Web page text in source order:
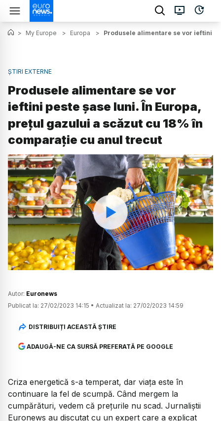
> My Europe > Europa > Produsele alimentare se vor ieftini
ȘTIRI EXTERNE
Produsele alimentare se vor
ieftini peste șase luni. În Europa,
prețul gazului a scăzut cu 18% în
comparație cu anul trecut
Watch
Autor: Euronews
Publicat la: 27/02/2023 14:15 • Actualizat la: 27/02/2023 14:59
DISTRIBUIȚI ACEASTĂ ȘTIRE
ADAUGĂ-NE CA SURSĂ PREFERATĂ PE GOOGLE
Criza energetică s-a temperat, dar viața este în
continuare la fel de scumpă. Când mergem la
cumpărături, vedem că prețurile nu scad. Jurnaliștii
Euronews au discutat cu un expert care a explicat